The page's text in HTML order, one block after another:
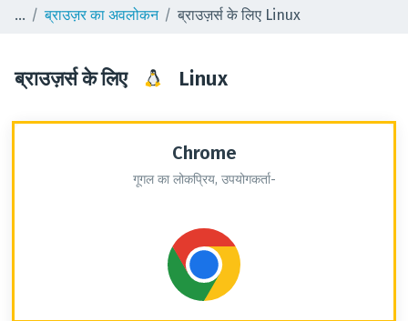
ब्राउज़र का अवलोकन ब्राउज़र्स के लिए Linux
ब्राउज़र्स के लिए Linux
Chrome
गूगल का लोकप्रिय, उपयोगकर्ता-